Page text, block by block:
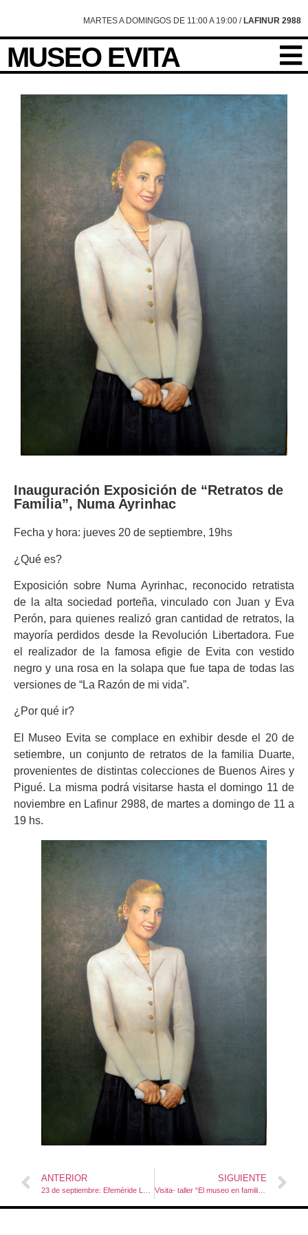
MARTES A DOMINGOS DE 11:00 A 19:00 / LAFINUR 2988
MUSEO EVITA
Inauguración Exposición de “Retratos de
Familia”, Numa Ayrinhac
Fecha y hora: jueves 20 de septiembre, 19hs
¿Qué es?
Exposición sobre Numa Ayrinhac, reconocido retratista
de la alta sociedad porteña, vinculado con Juan y Eva
Perón, para quienes realizó gran cantidad de retratos, la
mayoría perdidos desde la Revolución Libertadora. Fue
el realizador de la famosa efigie de Evita con vestido
negro y una rosa en la solapa que fue tapa de todas las
versiones de “La Razón de mi vida”.
¿Por qué ir?
El Museo Evita se complace en exhibir desde el 20 de
setiembre, un conjunto de retratos de la familia Duarte,
provenientes de distintas colecciones de Buenos Aires y
Pigué. La misma podrá visitarse hasta el domingo 11 de
noviembre en Lafinur 2988, de martes a domingo de 11 a
19 hs.
ANTERIOR SIGUIENTE
Visita- taller “El museo en familia: Recorrida de cuentos”